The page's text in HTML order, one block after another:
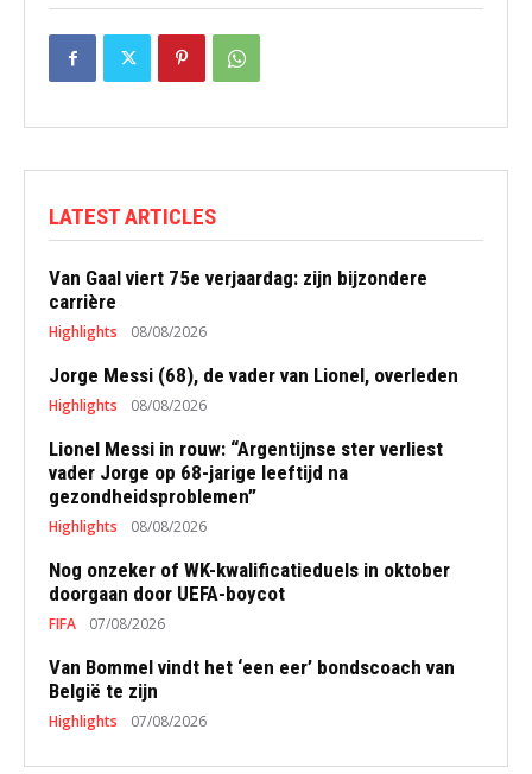
LATEST ARTICLES
Van Gaal viert 75e verjaardag: zijn bijzondere
carrière
Highlights 08/08/2026
Jorge Messi (68), de vader van Lionel, overleden
Highlights 08/08/2026
Lionel Messi in rouw: “Argentijnse ster verliest
vader Jorge op 68-jarige leeftijd na
gezondheidsproblemen”
Highlights 08/08/2026
Nog onzeker of WK-kwalificatieduels in oktober
doorgaan door UEFA-boycot
FIFA 07/08/2026
Van Bommel vindt het ‘een eer’ bondscoach van
België te zijn
Highlights 07/08/2026